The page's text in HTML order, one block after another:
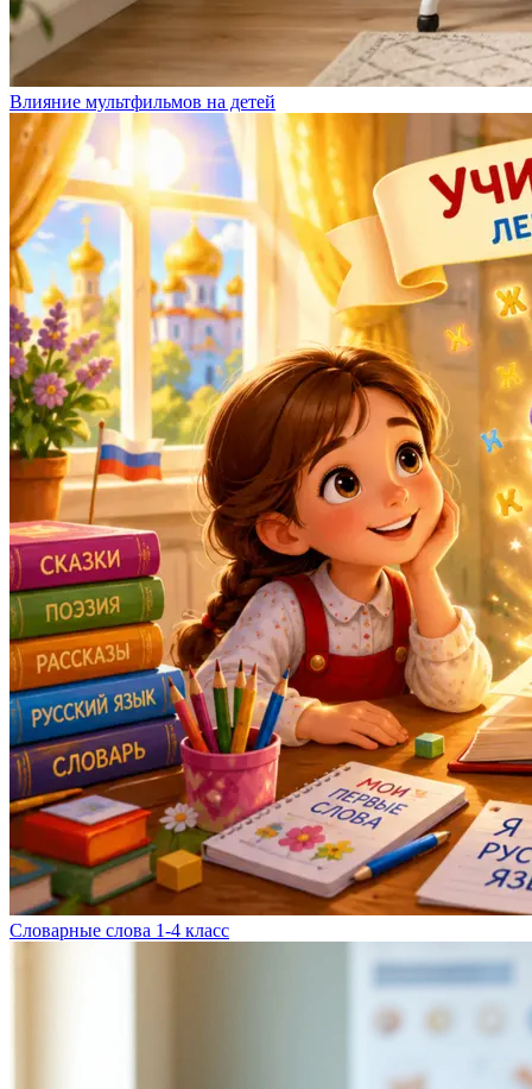
Влияние мультфильмов на детей
Словарные слова 1-4 класс